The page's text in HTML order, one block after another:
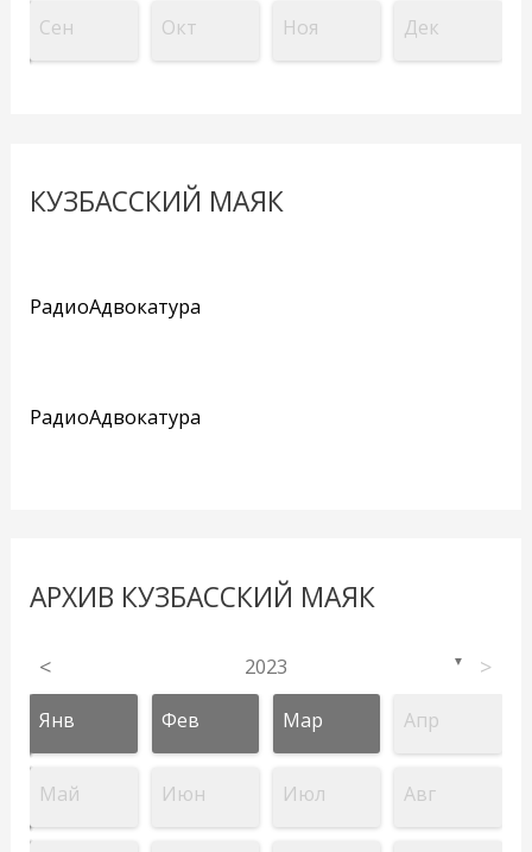
Сен Окт Ноя Дек
КУЗБАССКИЙ МАЯК
РадиоАдвокатура
РадиоАдвокатура
АРХИВ КУЗБАССКИЙ МАЯК
< 2023 ▼ >
Янв Фев Мар Апр
Май Июн Июл Авг